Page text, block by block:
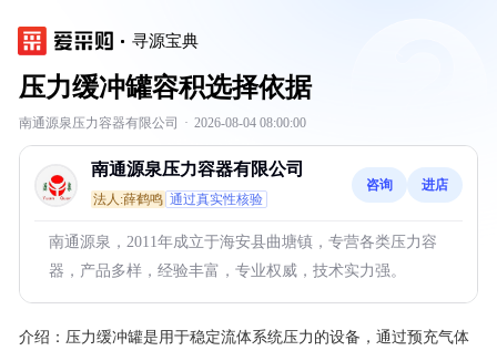
寻源宝典
压力缓冲罐容积选择依据
南通源泉压力容器有限公司 · 2026-08-04 08:00:00
南通源泉压力容器有限公司
法人:薛鹤鸣 通过真实性核验
咨询 进店
南通源泉，2011年成立于海安县曲塘镇，专营各类压力容
器，产品多样，经验丰富，专业权威，技术实力强。
介绍： 压力缓冲罐是用于稳定流体系统压力的设备，通过预充气体